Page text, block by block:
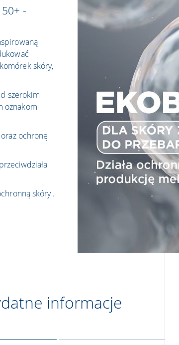
-
skóry,
szerokim
oznakom
ochronę
skóry .
informacje